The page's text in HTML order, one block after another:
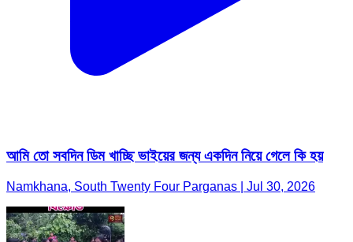
আমি তো সবদিন ডিম খাচ্ছি ভাইয়ের জন্য একদিন নিয়ে গেলে কি হয়